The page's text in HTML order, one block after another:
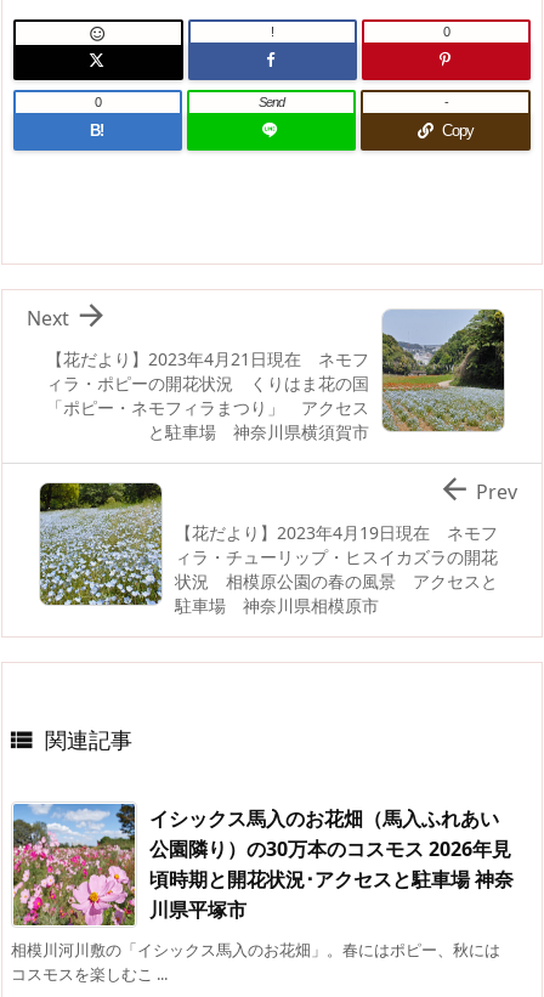
 ! 0
B!
0 Send
Copy
-
【花だより】2023年4月21日現在 ネモフ
ィラ・ポピーの開花状況 くりはま花の国
「ポピー・ネモフィラまつり」 アクセス
と駐車場 神奈川県横須賀市

Next
【花だより】2023年4月19日現在 ネモフ
ィラ・チューリップ・ヒスイカズラの開花
状況 相模原公園の春の風景 アクセスと
駐車場 神奈川県相模原市
 Prev
 関連記事
イシックス馬入のお花畑（馬入ふれあい
公園隣り）の30万本のコスモス 2026年見
頃時期と開花状況･アクセスと駐車場 神奈
川県平塚市
相模川河川敷の「イシックス馬入のお花畑」。春にはポピー、秋には
コスモスを楽しむこ ...